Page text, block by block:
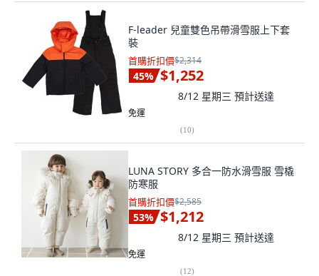
F-leader 兒童雙色吊帶滑雪服上下套
裝
首購折扣價$2,314
45% $1,252
8/12 星期三 預計送達
免運
(10)
LUNA STORY 多合一防水滑雪服 雪橇
防寒服
首購折扣價$2,585
53% $1,212
8/12 星期三 預計送達
免運
(12)